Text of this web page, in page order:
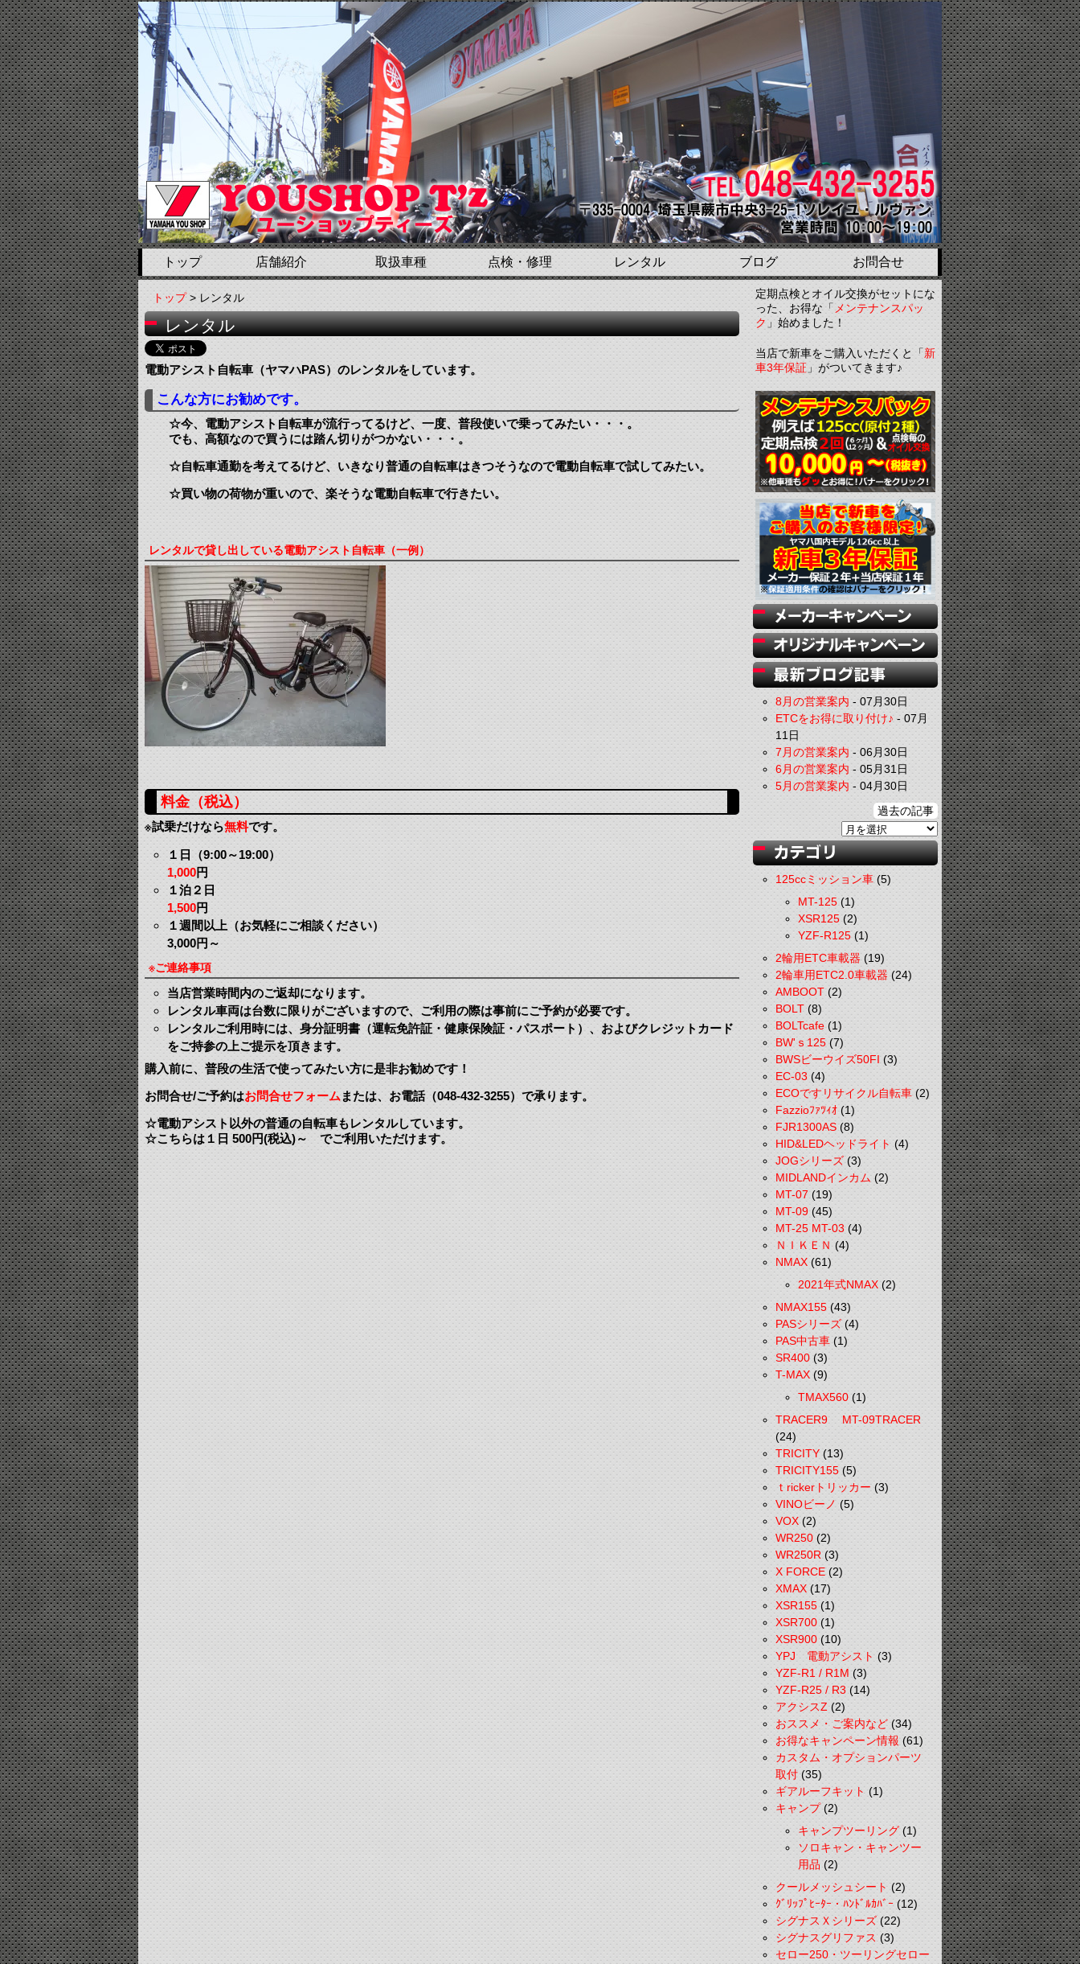
トップ 店舗紹介 取扱車種 点検・修理 レンタル ブログ お問合せ
トップ> レンタル
レンタル
電動アシスト自転車（ヤマハPAS）のレンタルをしています。
こんな方にお勧めです。
☆今、電動アシスト自転車が流行ってるけど、一度、普段使いで乗ってみたい・・・。
でも、高額なので買うには踏ん切りがつかない・・・。
☆自転車通勤を考えてるけど、いきなり普通の自転車はきつそうなので電動自転車で試してみたい。
☆買い物の荷物が重いので、楽そうな電動自転車で行きたい。
レンタルで貸し出している電動アシスト自転車（一例）
料金（税込）
※試乗だけなら無料です。
１日（9:00～19:00）
1,000円
１泊２日
1,500円
１週間以上（お気軽にご相談ください）
3,000円～
※ご連絡事項
当店営業時間内のご返却になります。
レンタル車両は台数に限りがございますので、ご利用の際は事前にご予約が必要です。
レンタルご利用時には、身分証明書（運転免許証・健康保険証・パスポート）、およびクレジットカード
をご持参の上ご提示を頂きます。
購入前に、普段の生活で使ってみたい方に是非お勧めです！
お問合せ/ご予約はお問合せフォームまたは、お電話（048-432-3255）で承ります。
☆電動アシスト以外の普通の自転車もレンタルしています。
☆こちらは１日 500円(税込)～ でご利用いただけます。
定期点検とオイル交換がセットにな
った、お得な「 メンテナンスパッ
ク」始めました！
当店で新車をご購入いただくと「新
車3年保証」がついてきます♪
8月の営業案内-07月30日
ETCをお得に取り付け♪-07月
11日
7月の営業案内-06月30日
6月の営業案内-05月31日
5月の営業案内-04月30日
過去の記事
125ccミッション車(5)
MT-125(1)
XSR125(2)
YZF-R125(1)
2輪用ETC車載器(19)
2輪車用ETC2.0車載器(24)
AMBOOT(2)
BOLT(8)
BOLTcafe(1)
BW'ｓ125(7)
BWSビーウイズ50FI(3)
EC-03(4)
ECOですリサイクル自転車(2)
Fazzioﾌｧﾂｨｵ(1)
FJR1300AS(8)
HID&LEDヘッドライト(4)
JOGシリーズ(3)
MIDLANDインカム(2)
MT-07(19)
MT-09 (45)
MT-25 MT-03(4)
ＮＩＫＥＮ(4)
NMAX(61)
2021年式NMAX(2)
NMAX155(43)
PASシリーズ(4)
PAS中古車(1)
SR400(3)
T-MAX(9)
TMAX560(1)
TRACER9 MT-09TRACER
(24)
TRICITY(13)
TRICITY155(5)
ｔrickerトリッカー(3)
VINOビーノ(5)
VOX(2)
WR250(2)
WR250R(3)
X FORCE(2)
XMAX(17)
XSR155(1)
XSR700(1)
XSR900(10)
YPJ 電動アシスト(3)
YZF-R1 / R1M(3)
YZF-R25 / R3(14)
アクシスZ(2)
おススメ・ご案内など(34)
お得なキャンペーン情報(61)
カスタム・オプションパーツ
取付(35)
ギアルーフキット(1)
キャンプ(2)
キャンプツーリング(1)
ソロキャン・キャンツー
用品(2)
クールメッシュシート(2)
ｸﾞﾘｯﾌﾟﾋｰﾀｰ・ﾊﾝﾄﾞﾙｶﾊﾞｰ(12)
シグナスＸシリーズ(22)
シグナスグリファス(3)
セロー250・ツーリングセロー